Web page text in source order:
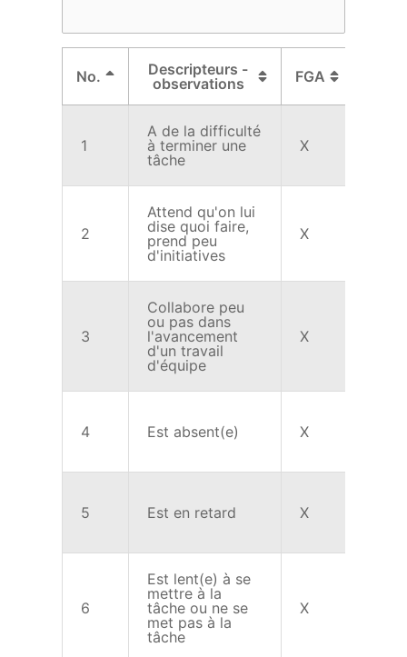
No.
Descripteurs -
observations
FGA
1
A de la difficulté
à terminer une
tâche
X
2
Attend qu'on lui
dise quoi faire,
prend peu
d'initiatives
X
3
Collabore peu
ou pas dans
l'avancement
d'un travail
d'équipe
X
4 Est absent(e) X
5 Est en retard X
6
Est lent(e) à se
mettre à la
tâche ou ne se
met pas à la
tâche
X